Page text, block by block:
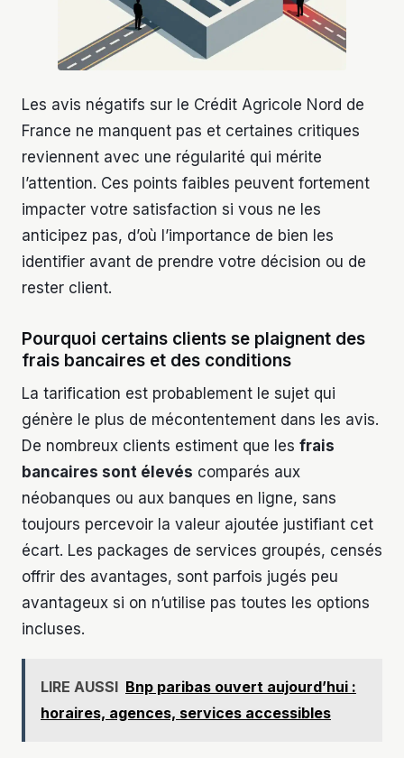
Les avis négatifs sur le Crédit Agricole Nord de
France ne manquent pas et certaines critiques
reviennent avec une régularité qui mérite
l’attention. Ces points faibles peuvent fortement
impacter votre satisfaction si vous ne les
anticipez pas, d’où l’importance de bien les
identifier avant de prendre votre décision ou de
rester client.
Pourquoi certains clients se plaignent des
frais bancaires et des conditions
La tarification est probablement le sujet qui
génère le plus de mécontentement dans les avis.
De nombreux clients estiment que les frais
bancaires sont élevés comparés aux
néobanques ou aux banques en ligne, sans
toujours percevoir la valeur ajoutée justifiant cet
écart. Les packages de services groupés, censés
offrir des avantages, sont parfois jugés peu
avantageux si on n’utilise pas toutes les options
incluses.
LIRE AUSSI Bnp paribas ouvert aujourd’hui :
horaires, agences, services accessibles